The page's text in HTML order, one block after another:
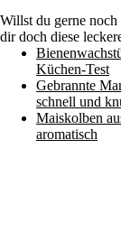
Willst du gerne noch
dir doch diese
Küchen-Test
Gebrannte
schnell und
Maiskolben
aromatisch